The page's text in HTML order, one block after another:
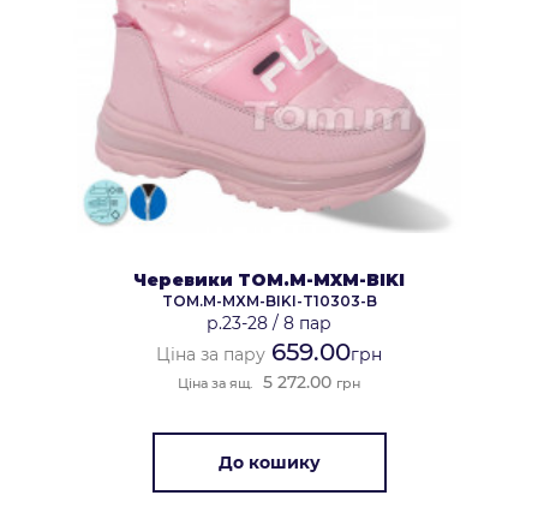
Черевики TOM.M-MXM-BIKI
TOM.M-MXM-BIKI-T10303-B
р.23-28 / 8 пар
Ціна за пару 659.00грн
Ціна за ящ. 5 272.00 грн
До кошику